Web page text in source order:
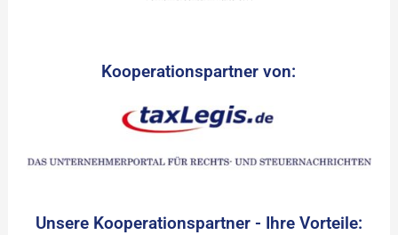
Kooperationspartner von:
Unsere Kooperationspartner - Ihre Vorteile: